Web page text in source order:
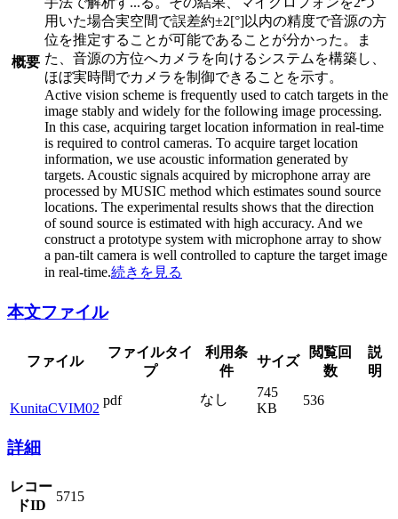
概要
用いた場合実空間で誤差約±2[°]以内の精度で音源の方
位を推定することが可能であることが分かった。ま
た、音源の方位へカメラを向けるシステムを構築し、
ほぼ実時間でカメラを制御できることを示す。
Active vision scheme is frequently used to catch targets in the
image stably and widely for the following image processing.
In this case, acquiring target location information in real-time
is required to control cameras. To acquire target location
information, we use acoustic information generated by
targets. Acoustic signals acquired by microphone array are
processed by MUSIC method which estimates sound source
locations. The experimental results shows that the direction
of sound source is estimated with high accuracy. And we
construct a prototype system with microphone array to show
a pan-tilt camera is well controlled to capture the target image
in real-time.続きを見る
本文ファイル
ファイル
ファイルタイ
プ
利用条
件
サイズ
閲覧回
数
説
明
KunitaCVIM02
pdf なし
745
KB
536
詳細
レコー
ドID
5715